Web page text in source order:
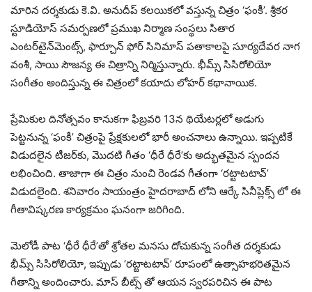
మారిన దర్శకుడు కె.వి. అనుదీప్ కలయికలో వస్తున్న చిత్రం ‘ఫంకీ’. శ్రీకర
స్టూడియోస్ సమర్పణలో ప్రముఖ నిర్మాణ సంస్థలు సితార
ఎంటర్‌టైన్‌మెంట్స్, ఫార్చూన్ ఫోర్ సినిమాస్ పతాకాలపై సూర్యదేవర నాగ
వంశీ, సాయి సౌజన్య ఈ చిత్రాన్ని నిర్మిస్తున్నారు. భీమ్స్ సిసిరోలియో
సంగీతం అందిస్తున్న ఈ చిత్రంలో కయాదు లోహర్‌ కథానాయిక.
ప్రేమికుల దినోత్సవం కానుకగా ఫిబ్రవరి 13న థియేటర్లలో అడుగు
పెట్టనున్న ‘ఫంకీ’ చిత్రంపై ప్రేక్షకులలో భారీ అంచనాలు ఉన్నాయి. ఇప్పటికే
విడుదలైన టీజర్‌కు, మొదటి గీతం ‘ధీరే ధీరే’కు అద్భుతమైన స్పందన
లభించింది. తాజాగా ఈ చిత్రం నుంచి రెండవ గీతంగా ‘రట్టాటటావ్’
విడుదలైంది. శనివారం సాయంత్రం హైదరాబాద్ లోని ఆర్కే సినీప్లెక్స్ లో ఈ
గీతావిష్కరణ కార్యక్రమం ఘనంగా జరిగింది.
మెలోడీ పాట ‘ధీరే ధీరే’తో శ్రోతల మనసు దోచుకున్న సంగీత దర్శకుడు
భీమ్స్ సిసిరోలియో, ఇప్పుడు ‘రట్టాటటావ్’ రూపంలో ఉత్సాహభరితమైన
గీతాన్ని అందించారు. మాస్ బీట్స్ తో ఆయన స్వరపరిచిన ఈ పాట